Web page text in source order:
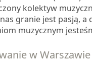
kolektyw
granie jest pasją, a
muzycznym
w Warszawie